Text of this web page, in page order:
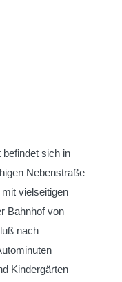
sich in
Nebenstraße
vielseitigen
Bahnhof von
nach
Kindergärten